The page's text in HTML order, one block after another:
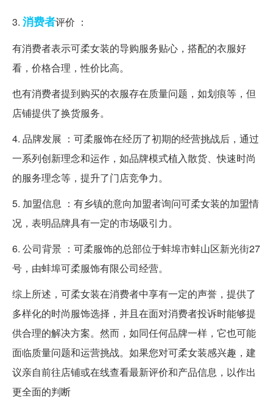
3. 消费者评价 ：
有消费者表示可柔女装的导购服务贴心，搭配的衣服好
看，价格合理，性价比高。
也有消费者提到购买的衣服存在质量问题，如划痕等，但
店铺提供了换货服务。
4. 品牌发展 ：可柔服饰在经历了初期的经营挑战后，通过
一系列创新理念和运作，如品牌模式植入散货、快速时尚
的服务理念等，提升了门店竞争力。
5. 加盟信息 ：有乡镇的意向加盟者询问可柔女装的加盟情
况，表明品牌具有一定的市场吸引力。
6. 公司背景 ：可柔服饰的总部位于蚌埠市蚌山区新光街27
号，由蚌埠可柔服饰有限公司经营。
综上所述，可柔女装在消费者中享有一定的声誉，提供了
多样化的时尚服饰选择，并且在面对消费者投诉时能够提
供合理的解决方案。然而，如同任何品牌一样，它也可能
面临质量问题和运营挑战。如果您对可柔女装感兴趣，建
议亲自前往店铺或在线查看最新评价和产品信息，以作出
更全面的判断